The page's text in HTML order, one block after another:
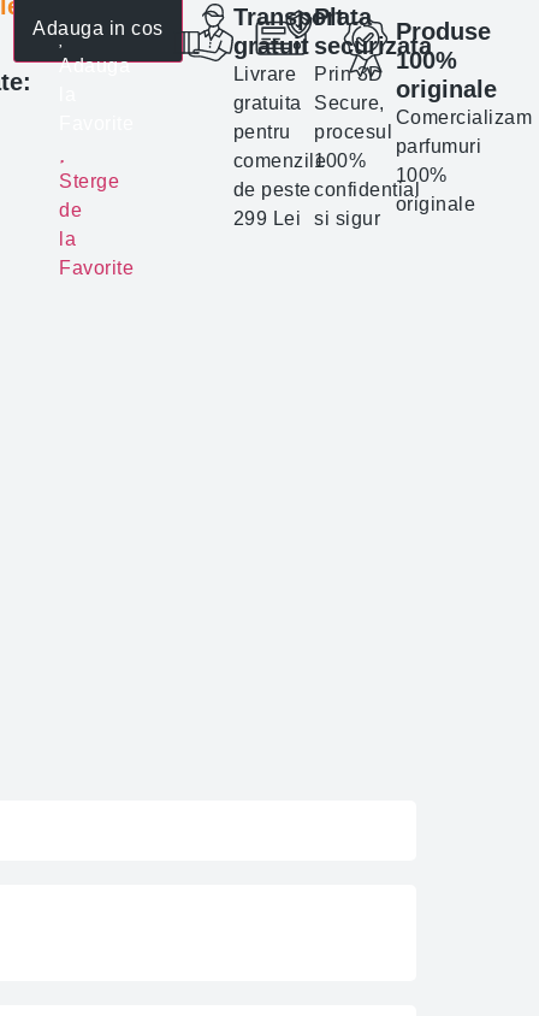
lei
Adauga in cos
Adauga
Sterge
de
la
Favorite
Transport
gratuit
Livrare
gratuita
pentru
comenzile
de peste
299 Lei
Plata
securizata
Prin 3D
Secure,
procesul
100%
confidential
si sigur
Produse
100%
originale
Comercializam
parfumuri
100%
originale